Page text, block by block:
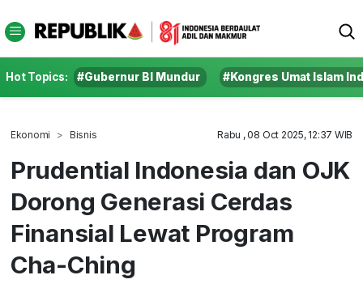
Hot Topics: #Gubernur BI Mundur #Kongres Umat Islam
Ekonomi Bisnis Rabu , 08 Oct 2025, 12:37 WIB
Prudential Indonesia dan OJK
Dorong Generasi Cerdas
Finansial Lewat Program
Cha-Ching